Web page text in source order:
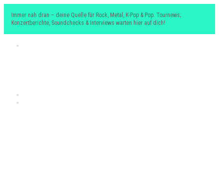
Immer nah dran – deine Quelle für Rock, Metal, K-Pop & Pop. Tournews;
Konzertberichte, Soundchecks & Interviews warten hier auf dich!